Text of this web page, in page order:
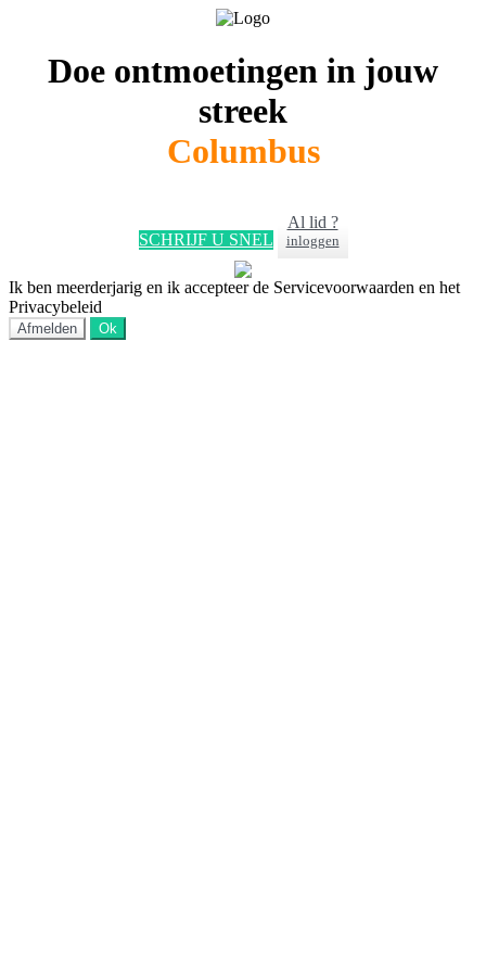
Doe ontmoetingen in jouw
streek
Columbus
SCHRIJF U SNEL
Al lid ?
inloggen
Ik ben meerderjarig en ik accepteer de Servicevoorwaarden en het
Privacybeleid
Afmelden Ok